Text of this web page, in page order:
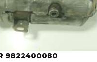
9822400080